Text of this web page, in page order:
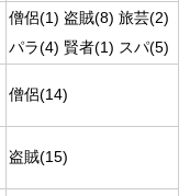
僧侶(1) 盗賊(8) 旅芸(2)
パラ(4) 賢者(1) スパ(5)
僧侶(14)
盗賊(15)